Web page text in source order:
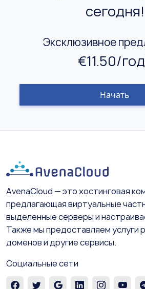
сегодня!
Эксклюзивное
€11.50/
Начать
AvenaCloud — это хостинговая
предлагающая виртуальные
выделенные серверы и
Также мы предоставляем услуги
доменов и другие сервисы.
Социальные сети